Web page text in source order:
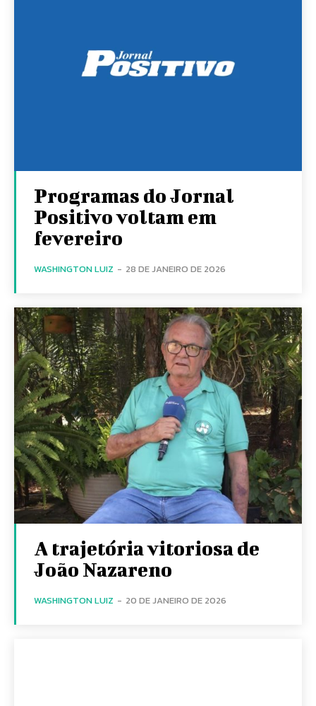
Programas do Jornal
Positivo voltam em
fevereiro
WASHINGTON LUIZ - 28 DE JANEIRO DE 2026
A trajetória vitoriosa de
João Nazareno
WASHINGTON LUIZ - 20 DE JANEIRO DE 2026